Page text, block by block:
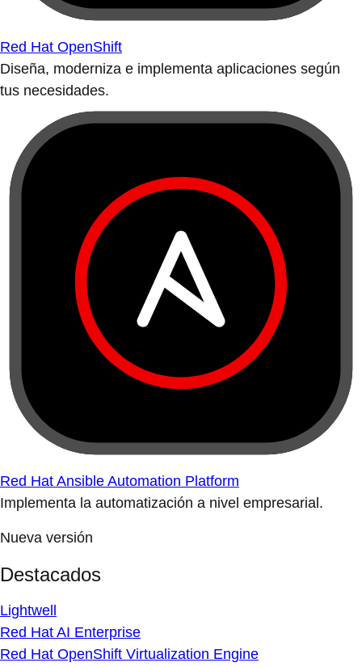
Red Hat OpenShift
Diseña, moderniza e implementa aplicaciones según
tus necesidades.
Red Hat Ansible Automation Platform
Implementa la automatización a nivel empresarial.
Nueva versión
Destacados
Lightwell
Red Hat AI Enterprise
Red Hat OpenShift Virtualization Engine